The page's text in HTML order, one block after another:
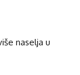
naselja u